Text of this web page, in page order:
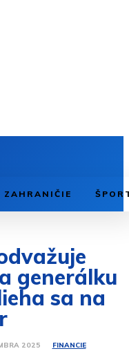
ZAHRANIČIE
generálku
sa na
2025 FINANCIE